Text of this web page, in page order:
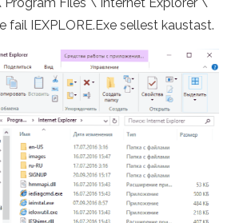
fail IEXPLORE.Exe sellest kaustast.